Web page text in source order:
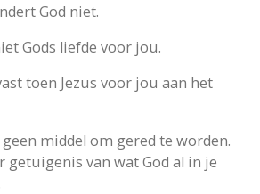
God niet.
Gods liefde voor jou.
toen Jezus voor jou aan het
middel om gered te worden.
getuigenis van wat God al in je